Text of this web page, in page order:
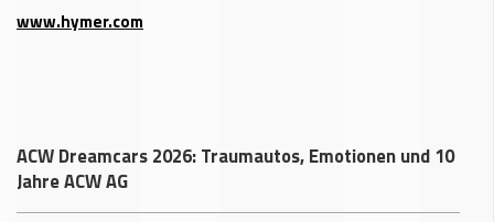
www.hymer.com
ACW Dreamcars 2026: Traumautos, Emotionen und 10
Jahre ACW AG